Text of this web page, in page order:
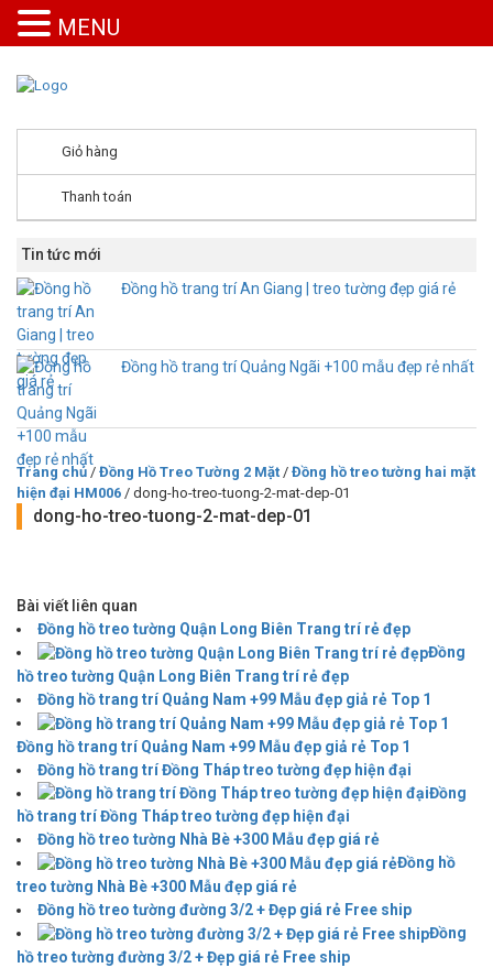
Giỏ hàng
Thanh toán
Tin tức mới
Đồng hồ trang trí An Giang | treo tường đẹp giá rẻ
Đồng hồ trang trí Quảng Ngãi +100 mẫu đẹp rẻ nhất
Trang chủ / Đồng Hồ Treo Tường 2 Mặt / Đồng hồ treo tường hai mặt
hiện đại HM006 / dong-ho-treo-tuong-2-mat-dep-01
dong-ho-treo-tuong-2-mat-dep-01
Bài viết liên quan
Đồng hồ treo tường Quận Long Biên Trang trí rẻ đẹp
Đồng
hồ treo tường Quận Long Biên Trang trí rẻ đẹp
Đồng hồ trang trí Quảng Nam +99 Mẫu đẹp giả rẻ Top 1
Đồng hồ trang trí Quảng Nam +99 Mẫu đẹp giả rẻ Top 1
Đồng hồ trang trí Đồng Tháp treo tường đẹp hiện đại
Đồng
hồ trang trí Đồng Tháp treo tường đẹp hiện đại
Đồng hồ treo tường Nhà Bè +300 Mẫu đẹp giá rẻ
Đồng hồ
treo tường Nhà Bè +300 Mẫu đẹp giá rẻ
Đồng hồ treo tường đường 3/2 + Đẹp giá rẻ Free ship
Đồng
hồ treo tường đường 3/2 + Đẹp giá rẻ Free ship
MENU